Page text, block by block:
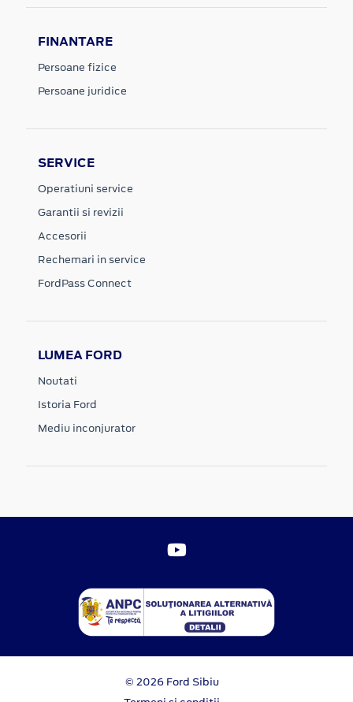
FINANTARE
Persoane fizice
Persoane juridice
SERVICE
Operatiuni service
Garantii si revizii
Accesorii
Rechemari in service
FordPass Connect
LUMEA FORD
Noutati
Istoria Ford
Mediu inconjurator
© 2026 Ford Sibiu